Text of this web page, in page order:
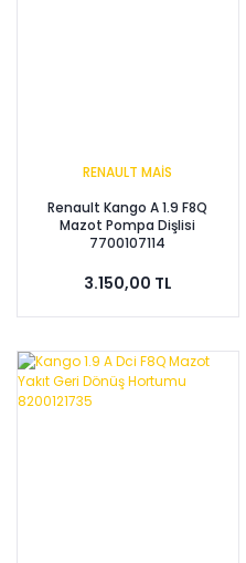
RENAULT MAİS
Renault Kango A 1.9 F8Q
Mazot Pompa Dişlisi
7700107114
3.150,00 TL